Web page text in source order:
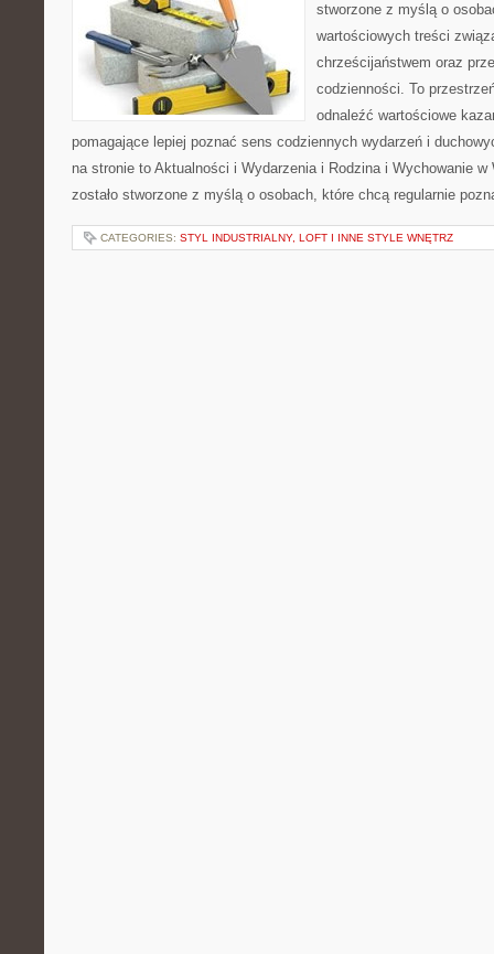
stworzone z myślą o
wartościowych treści
chrześcijaństwem oraz
codzienności. To
odnaleźć wartościowe
pomagające lepiej poznać sens codziennych wydarzeń i
na stronie to Aktualności i Wydarzenia i Rodzina i Wychowanie
zostało stworzone z myślą o osobach, które chcą regularnie
CATEGORIES: STYL INDUSTRIALNY, LOFT I INNE STYLE WNĘTRZ